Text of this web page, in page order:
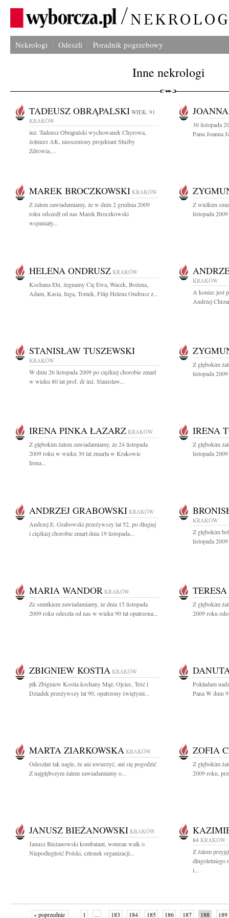
Nekrologi Odeszli Poradnik pogrzebowy
Inne nekrologi
TADEUSZ OBRĄPALSKI WIEK: 91
KRAKÓW
inż. Tadeusz Obrąpalski wychowanek Chyrowa,
żołnierz AK, nieoceniony projektant Służby
Zdrowia,...
30 listopada
Panu Joanna
MAREK BROCZKOWSKI KRAKÓW
Z żalem zawiadamiamy, że w dniu 2 grudnia 2009
roku odszedł od nas Marek Broczkowski
wspaniały...
Z wielkim
listopada
HELENA ONDRUSZ KRAKÓW
Kochana Elu, żegnamy Cię Ewa, Wacek, Bożena,
Adam, Kasia, Inga, Tomek, Filip Helena Ondrusz z...
KRAKÓW
A koniec jest
Andrzej
STANISŁAW TUSZEWSKI
KRAKÓW
W dniu 26 listopada 2009 po ciężkiej chorobie zmarł
w wieku 80 lat prof. dr inż. Stanisław...
Z głębokim
listopada
IRENA PINKA ŁAZARZ KRAKÓW
Z głębokim żalem zawiadamiamy, że 24 listopada
2009 roku w wieku 30 lat zmarła w Krakowie
Irena...
IRENA
Z głębokim
listopada
ANDRZEJ GRABOWSKI KRAKÓW
Andrzej E. Grabowski przeżywszy lat 52, po długiej
i ciężkiej chorobie zmarł dnia 19 listopada...
KRAKÓW
Z głębokim
listopada
MARIA WANDOR KRAKÓW
Ze smutkiem zawiadamiamy, że dnia 15 listopada
2009 roku odeszła od nas w wieku 90 lat opatrzona...
Z głębokim
2009 roku
ZBIGNIEW KOSTIA KRAKÓW
płk Zbigniew Kostia kochany Mąż, Ojciec, Teść i
Dziadek przeżywszy lat 90, opatrzony świętymi...
Pokładam
Pana W dniu
MARTA ZIARKOWSKA KRAKÓW
Odeszłaś tak nagle, że ani uwierzyć, ani się pogodzić
Z najgłębszym żalem zawiadamiamy o...
ZOFIA
Z głębokim
2009 roku,
JANUSZ BIEŻANOWSKI KRAKÓW
Janusz Bieżanowski kombatant, weteran walk o
Niepodległość Polski, członek organizacji...
84 KRAKÓW
Z żalem
długoletniego
i...
« poprzednie 1 ... 183 184 185 186 187 188 189